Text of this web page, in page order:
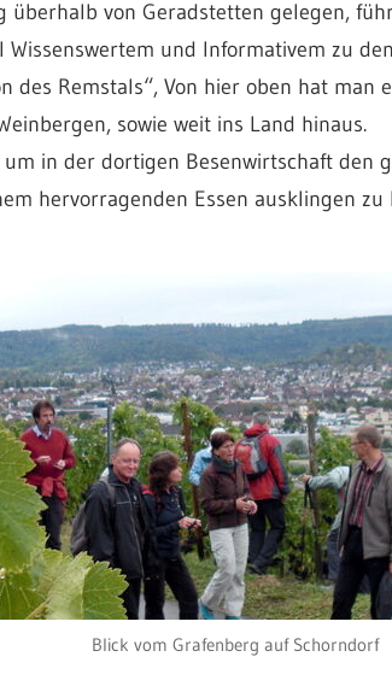
überhalb von Geradstetten gelegen,
und Informativem zu
des Remstals“, Von hier oben hat
sowie weit ins Land hinaus.
in der dortigen Besenwirtschaft den
hervorragenden Essen ausklingen zu
Blick vom Grafenberg auf Schorndorf